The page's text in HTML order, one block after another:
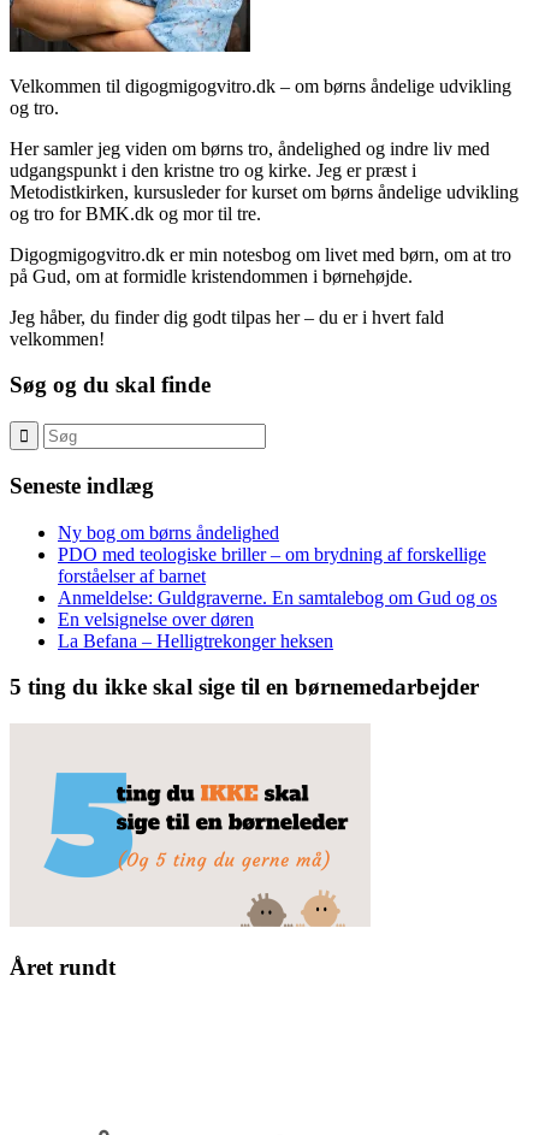
Velkommen til digogmigogvitro.dk – om børns åndelige udvikling
og tro.
Her samler jeg viden om børns tro, åndelighed og indre liv med
udgangspunkt i den kristne tro og kirke. Jeg er præst i
Metodistkirken, kursusleder for kurset om børns åndelige udvikling
og tro for BMK.dk og mor til tre.
Digogmigogvitro.dk er min notesbog om livet med børn, om at tro
på Gud, om at formidle kristendommen i børnehøjde.
Jeg håber, du finder dig godt tilpas her – du er i hvert fald
velkommen!
Søg og du skal finde
Seneste indlæg
Ny bog om børns åndelighed
PDO med teologiske briller – om brydning af forskellige
forståelser af barnet
Anmeldelse: Guldgraverne. En samtalebog om Gud og os
En velsignelse over døren
La Befana – Helligtrekonger heksen
5 ting du ikke skal sige til en børnemedarbejder
Året rundt